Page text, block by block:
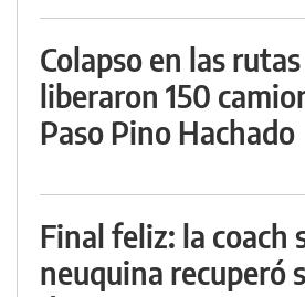
Colapso en las
liberaron 150
Paso Pino Hachado
Final feliz: la coach
neuquina recuperó